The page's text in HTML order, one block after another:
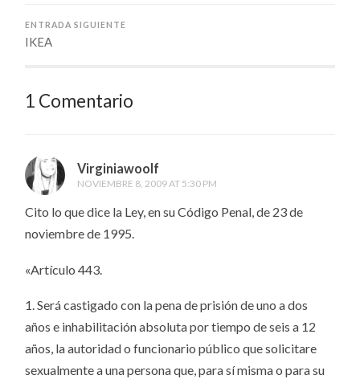
ENTRADA SIGUIENTE
IKEA
1 Comentario
Virginiawoolf
NOVIEMBRE 8, 2009 AT 5:30 PM
Cito lo que dice la Ley, en su Código Penal, de 23 de
noviembre de 1995.
«Artículo 443.
1. Será castigado con la pena de prisión de uno a dos
años e inhabilitación absoluta por tiempo de seis a 12
años, la autoridad o funcionario público que solicitare
sexualmente a una persona que, para sí misma o para su